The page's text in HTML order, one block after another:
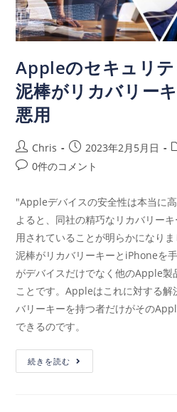
Appleのセキュリテ
泥棒がリカバリー
悪用
Chris 2023年2月5月日
0件のコメント
"Appleデバイスの安全性は本当に
よると、同社の精巧なリカバリー
用されていることが明らかになりま
泥棒がリカバリーキーとiPhoneを
がデバイスだけでなく他のApple製
ことです。Appleはこれに対する解
バリーキーを持つ者だけがその
できるのです。
続きを読む